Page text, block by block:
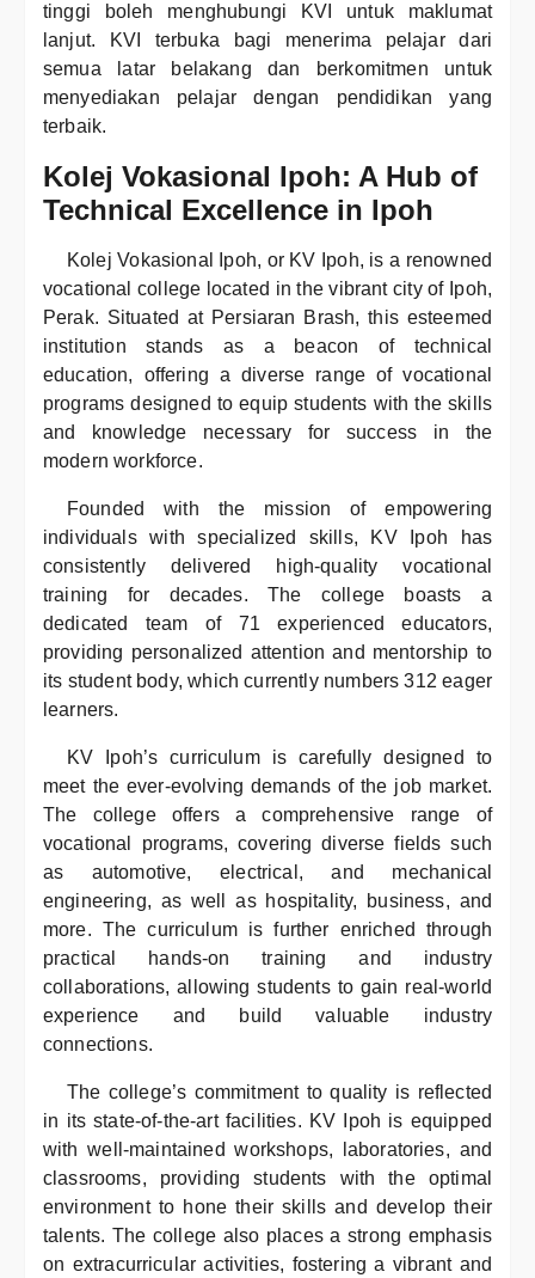
tinggi boleh menghubungi KVI untuk maklumat
lanjut. KVI terbuka bagi menerima pelajar dari
semua latar belakang dan berkomitmen untuk
menyediakan pelajar dengan pendidikan yang
terbaik.
Kolej Vokasional Ipoh: A Hub of
Technical Excellence in Ipoh
Kolej Vokasional Ipoh, or KV Ipoh, is a renowned
vocational college located in the vibrant city of Ipoh,
Perak. Situated at Persiaran Brash, this esteemed
institution stands as a beacon of technical
education, offering a diverse range of vocational
programs designed to equip students with the skills
and knowledge necessary for success in the
modern workforce.
Founded with the mission of empowering
individuals with specialized skills, KV Ipoh has
consistently delivered high-quality vocational
training for decades. The college boasts a
dedicated team of 71 experienced educators,
providing personalized attention and mentorship to
its student body, which currently numbers 312 eager
learners.
KV Ipoh’s curriculum is carefully designed to
meet the ever-evolving demands of the job market.
The college offers a comprehensive range of
vocational programs, covering diverse fields such
as automotive, electrical, and mechanical
engineering, as well as hospitality, business, and
more. The curriculum is further enriched through
practical hands-on training and industry
collaborations, allowing students to gain real-world
experience and build valuable industry
connections.
The college’s commitment to quality is reflected
in its state-of-the-art facilities. KV Ipoh is equipped
with well-maintained workshops, laboratories, and
classrooms, providing students with the optimal
environment to hone their skills and develop their
talents. The college also places a strong emphasis
on extracurricular activities, fostering a vibrant and